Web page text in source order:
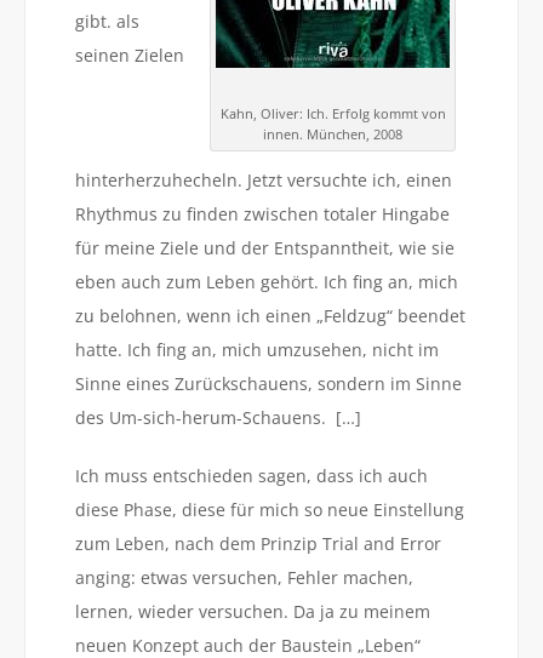
Kahn, Oliver: Ich. Erfolg kommt von
innen. München, 2008
gibt. als
seinen Zielen
hinterherzuhecheln. Jetzt versuchte ich, einen
Rhythmus zu finden zwischen totaler Hingabe
für meine Ziele und der Entspanntheit, wie sie
eben auch zum Leben gehört. Ich fing an, mich
zu belohnen, wenn ich einen „Feldzug“ beendet
hatte. Ich fing an, mich umzusehen, nicht im
Sinne eines Zurückschauens, sondern im Sinne
des Um-sich-herum-Schauens. […]
Ich muss entschieden sagen, dass ich auch
diese Phase, diese für mich so neue Einstellung
zum Leben, nach dem Prinzip Trial and Error
anging: etwas versuchen, Fehler machen,
lernen, wieder versuchen. Da ja zu meinem
neuen Konzept auch der Baustein „Leben“